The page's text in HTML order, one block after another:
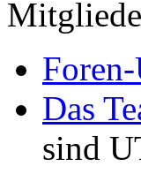
Das
sind